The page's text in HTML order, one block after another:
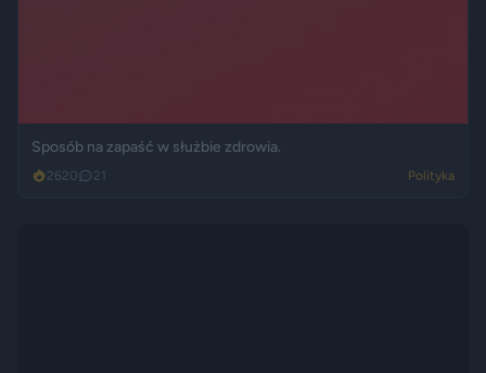
Sposób na zapaść w służbie zdrowia.
2620 21 Polityka